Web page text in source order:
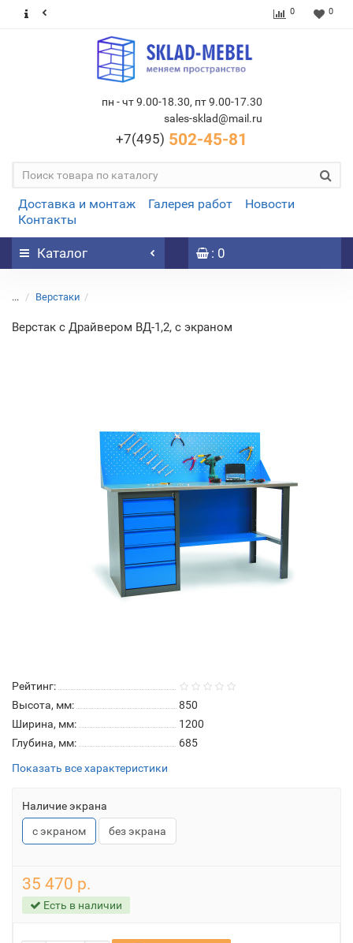
0 0
пн - чт 9.00-18.30, пт 9.00-17.30
sales-sklad@mail.ru
+7(495) 502-45-81
Доставка и монтаж Галерея работ
Новости
Контакты
Каталог : 0
... Верстаки
Верстак с Драйвером ВД-1,2, с экраном
Рейтинг:
Высота, мм:
850
Ширина, мм:
1200
Глубина, мм:
685
Показать все характеристики
Наличие экрана
с экраном
без экрана
35 470 р.
Есть в наличии